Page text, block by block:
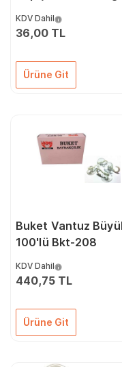
KDV Dahil
36,00 TL
Ürüne Git
Buket Vantuz
100'lü Bkt-208
KDV Dahil
440,75 TL
Ürüne Git